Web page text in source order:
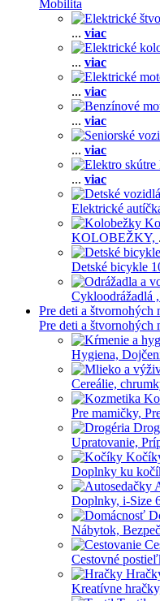
Mobilita
... viac
... viac
... viac
... viac
... viac
... viac
Elektrické
KOLOBEŽKY,
Detské bicykle
Cykloodrážadlá ,
Pre deti a štvornohých
Pre deti a štvornohých
Hygiena,
Cereálie,
Pre mamičky,
Upratovanie,
Doplnky ku
Doplnky, i-Size
Nábytok,
Cestovné
Kreatívne